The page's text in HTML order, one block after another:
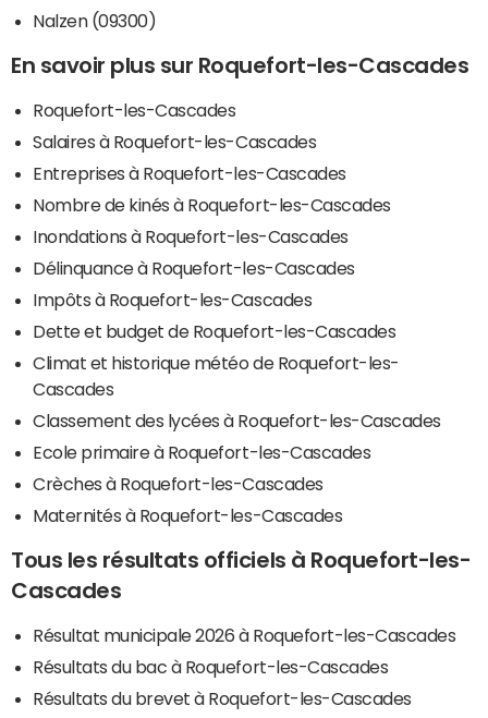
Nalzen (09300)
En savoir plus sur Roquefort-les-Cascades
Roquefort-les-Cascades
Salaires à Roquefort-les-Cascades
Entreprises à Roquefort-les-Cascades
Nombre de kinés à Roquefort-les-Cascades
Inondations à Roquefort-les-Cascades
Délinquance à Roquefort-les-Cascades
Impôts à Roquefort-les-Cascades
Dette et budget de Roquefort-les-Cascades
Climat et historique météo de Roquefort-les-
Cascades
Classement des lycées à Roquefort-les-Cascades
Ecole primaire à Roquefort-les-Cascades
Crèches à Roquefort-les-Cascades
Maternités à Roquefort-les-Cascades
Tous les résultats officiels à Roquefort-les-
Cascades
Résultat municipale 2026 à Roquefort-les-Cascades
Résultats du bac à Roquefort-les-Cascades
Résultats du brevet à Roquefort-les-Cascades